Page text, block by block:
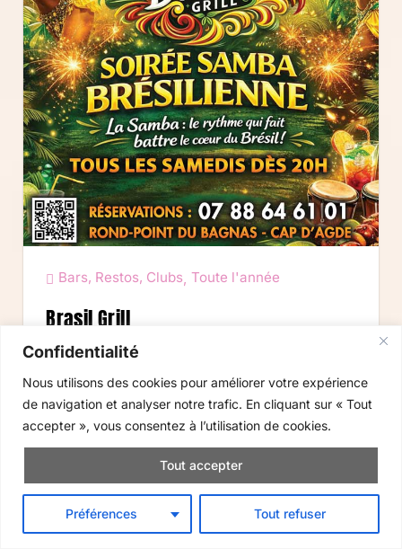
Confidentialité
Nous utilisons des cookies pour améliorer votre expérience
de navigation et analyser notre trafic. En cliquant sur « Tout
accepter », vous consentez à l’utilisation de cookies.
Préférences Tout refuser
Tout accepter
Bars, Restos, Clubs, Toute l'année
Brasil Grill
Brasil Grill Repas Brésilien - Rodizio| Cabaret
Brésilien Ouvert toute...
Lire la suite
  